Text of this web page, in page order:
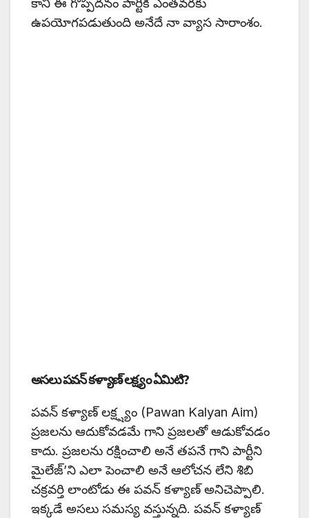
కానీ ఈ గొప్పదనం పార్టీకి ఎంతవరకు
ఉపయోగపడుతుంది అనేదే నా వ్యాస సారాంశం.
అసలు పవన్ కళ్యాణ్ లక్ష్యం ఏమిటి?
పవన్ కళ్యాణ్ లక్ష్ష్యం (Pawan Kalyan Aim)
ప్రజలను ఆదుకోవడమే గాని ప్రజలతో ఆడుకోవడం
కాదు. ప్రజలను రక్షించాలి అనే తపనే గాని పార్టీని
మైలేజ్’ని ఎలా పెంచాలి అనే ఆలోచన లేని శిబి
చక్రవర్తి లాంటోడు ఈ పవన్ కళ్యాణ్ అనిచెప్పాలి.
ఇక్కడే అసలు సమస్య వస్తున్నది. పవన్ కళ్యాణ్